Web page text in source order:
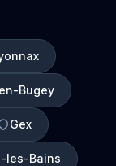
Bugey
Gex
les-Bains